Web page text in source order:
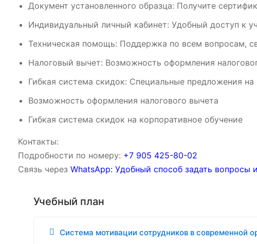
Документ установленного образца: Получите
Индивидуальный личный кабинет: Удобный доступ к
Техническая помощь: Поддержка по всем вопросам,
Налоговый вычет: Возможность оформления
Гибкая система скидок: Специальные предложения на
Возможность оформления налогового вычета
Гибкая система скидок на корпоративное обучение
Контакты:
Подробности по номеру: ‪‪+7 905 425-80-02‬‬
Связь через WhatsApp: Удобный способ задать вопросы
Учебный план
Система мотивации сотрудников в современной